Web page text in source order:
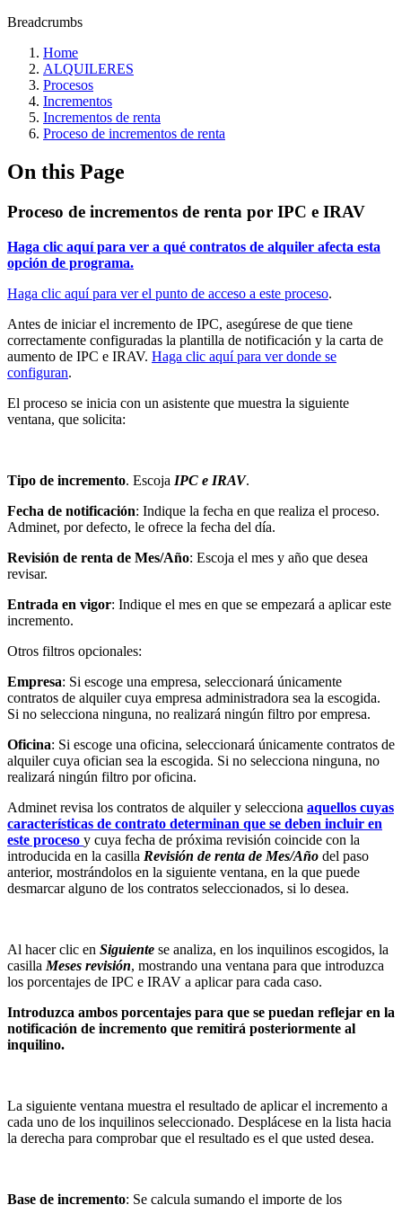
Breadcrumbs
Home
ALQUILERES
Procesos
Incrementos
Incrementos de renta
Proceso de incrementos de renta
On this Page
Proceso de incrementos de renta por IPC e IRAV
Haga clic aquí para ver a qué contratos de alquiler afecta esta
opción de programa.
Haga clic aquí para ver el punto de acceso a este proceso.
Antes de iniciar el incremento de IPC, asegúrese de que tiene
correctamente configuradas la plantilla de notificación y la carta de
aumento de IPC e IRAV. Haga clic aquí para ver donde se
configuran.
El proceso se inicia con un asistente que muestra la siguiente
ventana, que solicita:
Tipo de incremento. Escoja IPC e IRAV.
Fecha de notificación: Indique la fecha en que realiza el proceso.
Adminet, por defecto, le ofrece la fecha del día.
Revisión de renta de Mes/Año: Escoja el mes y año que desea
revisar.
Entrada en vigor: Indique el mes en que se empezará a aplicar este
incremento.
Otros filtros opcionales:
Empresa: Si escoge una empresa, seleccionará únicamente
contratos de alquiler cuya empresa administradora sea la escogida.
Si no selecciona ninguna, no realizará ningún filtro por empresa.
Oficina: Si escoge una oficina, seleccionará únicamente contratos de
alquiler cuya ofician sea la escogida. Si no selecciona ninguna, no
realizará ningún filtro por oficina.
Adminet revisa los contratos de alquiler y selecciona aquellos cuyas
características de contrato determinan que se deben incluir en
este proceso y cuya fecha de próxima revisión coincide con la
introducida en la casilla Revisión de renta de Mes/Año del paso
anterior, mostrándolos en la siguiente ventana, en la que puede
desmarcar alguno de los contratos seleccionados, si lo desea.
Al hacer clic en Siguiente se analiza, en los inquilinos escogidos, la
casilla Meses revisión, mostrando una ventana para que introduzca
los porcentajes de IPC e IRAV a aplicar para cada caso.
Introduzca ambos porcentajes para que se puedan reflejar en la
notificación de incremento que remitirá posteriormente al
inquilino.
La siguiente ventana muestra el resultado de aplicar el incremento a
cada uno de los inquilinos seleccionado. Desplácese en la lista hacia
la derecha para comprobar que el resultado es el que usted desea.
Base de incremento: Se calcula sumando el importe de los